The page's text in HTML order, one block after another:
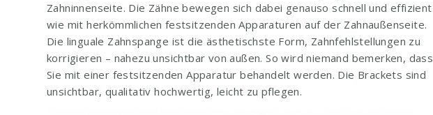
Zahninnenseite. Die Zähne bewegen sich dabei genauso schnell und effizient
wie mit herkömmlichen festsitzenden Apparaturen auf der Zahnaußenseite.
Die linguale Zahnspange ist die ästhetischste Form, Zahnfehlstellungen zu
korrigieren – nahezu unsichtbar von außen. So wird niemand bemerken, dass
Sie mit einer festsitzenden Apparatur behandelt werden. Die Brackets sind
unsichtbar, qualitativ hochwertig, leicht zu pflegen.